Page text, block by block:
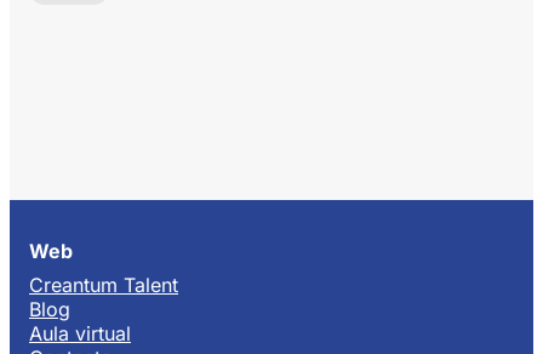
Web
Creantum Talent
Blog
Aula virtual